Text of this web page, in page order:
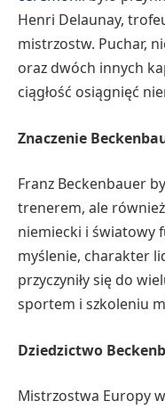
Henri Delaunay,
mistrzostw. Puchar,
oraz dwóch innych
ciągłość osiągnięć
Znaczenie
Franz Beckenbauer
trenerem, ale
niemiecki i światowy
myślenie, charakter
przyczyniły się do
sportem i szkoleniu
Dziedzictwo
Mistrzostwa Europy